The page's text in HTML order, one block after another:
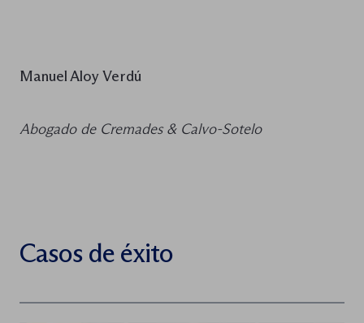
Manuel Aloy Verdú
Abogado de Cremades & Calvo-Sotelo
Casos de éxito